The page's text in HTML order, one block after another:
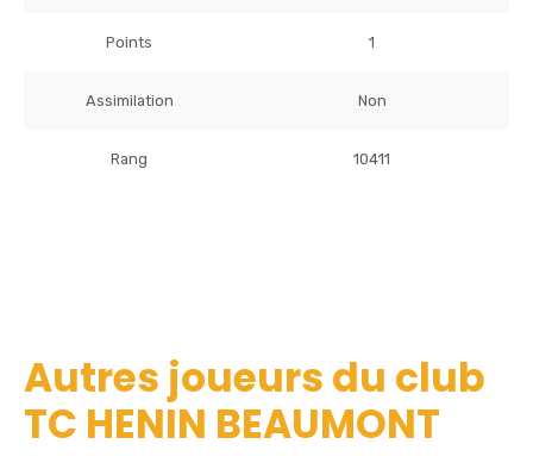
Points 1
Assimilation Non
Rang 10411
Autres joueurs du club
TC HENIN BEAUMONT